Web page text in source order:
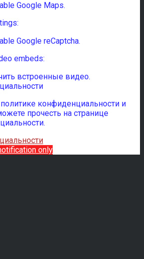
Google Maps.
Google reCaptcha.
embeds:
встроенные видео.
конфиденциальности и
прочесть на странице
only